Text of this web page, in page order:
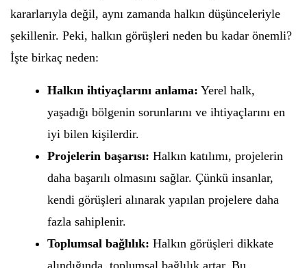
kararlarıyla değil, aynı zamanda halkın düşünceleriyle
şekillenir. Peki, halkın görüşleri neden bu kadar önemli?
İşte birkaç neden:
Halkın ihtiyaçlarını anlama: Yerel halk,
yaşadığı bölgenin sorunlarını ve ihtiyaçlarını en
iyi bilen kişilerdir.
Projelerin başarısı: Halkın katılımı, projelerin
daha başarılı olmasını sağlar. Çünkü insanlar,
kendi görüşleri alınarak yapılan projelere daha
fazla sahiplenir.
Toplumsal bağlılık: Halkın görüşleri dikkate
alındığında, toplumsal bağlılık artar. Bu,